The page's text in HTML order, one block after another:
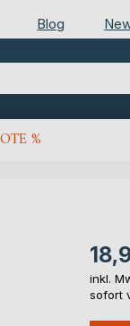
Blog
%
inkl.
sofort